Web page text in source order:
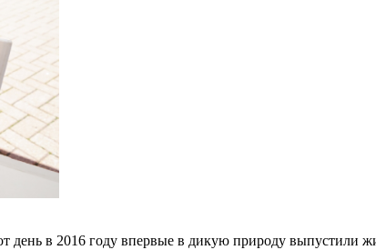
день в 2016 году впервые в дикую природу выпустили